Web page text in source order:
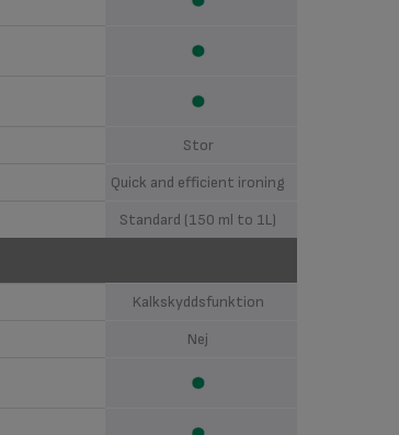
Stor
Quick and efficient ironing
Standard (150 ml to 1L)
Kalkskyddsfunktion
Nej